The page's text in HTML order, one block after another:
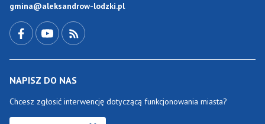
gmina@aleksandrow-lodzki.pl
NAPISZ DO NAS
Chcesz zgłosić interwencję dotyczącą funkcjonowania miasta?